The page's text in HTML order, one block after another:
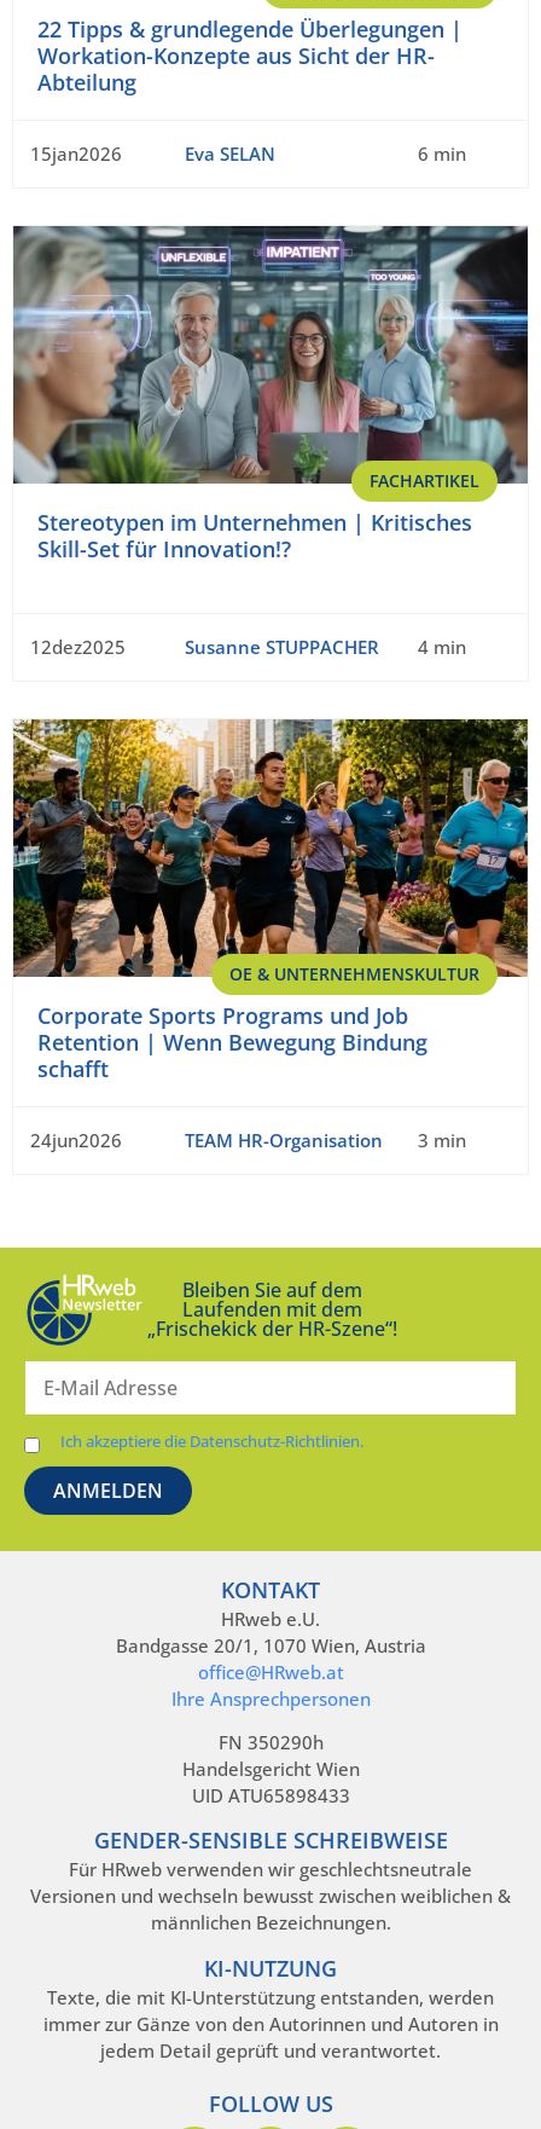
22 Tipps & grundlegende Überlegungen |
Workation-Konzepte aus Sicht der HR-
Abteilung
15jan2026 Eva SELAN 6 min
FACHARTIKEL
Stereotypen im Unternehmen | Kritisches
Skill-Set für Innovation!?
12dez2025 Susanne STUPPACHER 4 min
OE & UNTERNEHMENSKULTUR
Corporate Sports Programs und Job
Retention | Wenn Bewegung Bindung
schafft
24jun2026 TEAM HR-Organisation 3 min
Bleiben Sie auf dem
Laufenden mit dem
„Frischekick der HR-Szene“!
Ich akzeptiere die Datenschutz-Richtlinien.
KONTAKT
HRweb e.U.
Bandgasse 20/1, 1070 Wien, Austria
office@HRweb.at
Ihre Ansprechpersonen
FN 350290h
Handelsgericht Wien
UID ATU65898433
GENDER-SENSIBLE SCHREIBWEISE
Für HRweb verwenden wir geschlechtsneutrale
Versionen und wechseln bewusst zwischen weiblichen &
männlichen Bezeichnungen.
KI-NUTZUNG
Texte, die mit KI-Unterstützung entstanden, werden
immer zur Gänze von den Autorinnen und Autoren in
jedem Detail geprüft und verantwortet.
FOLLOW US